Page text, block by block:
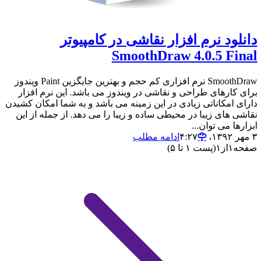
دانلود نرم افزار نقاشی در کامپیوتر
SmoothDraw 4.0.5 Final
SmoothDraw نرم افزاری کم حجم و بهترین جایگزین Paint ویندوز
برای کارهای طراحی و نقاشی در ویندوز می باشد. این نرم افزار
دارای امکاناتی زیادی در این زمینه می باشد و به شما امکان کشیدن
نقاشی های زیبا در محیطی ساده و زیبا را می دهد. از جمله از این
ابزارها می توان...
۳ مهر ۱۳۹۲،‏ ۴:۲۷
ادامه مطلب
صفحه ۱ از ۱(پست ۱ تا ۵)